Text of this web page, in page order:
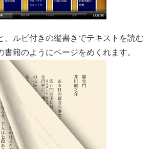
、ルビ付きの縦書きでテキストを読む
書籍のようにページをめくれます。